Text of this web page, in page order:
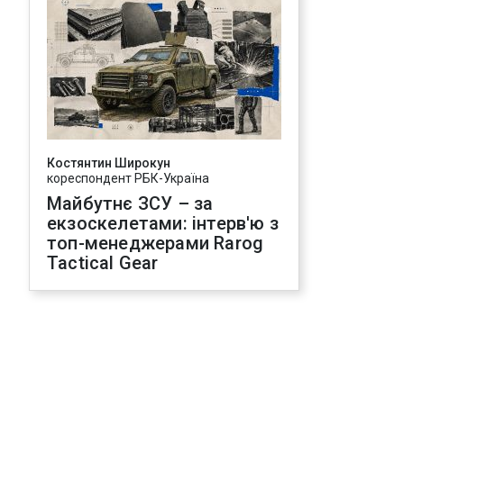
Костянтин Широкун
кореспондент РБК-Україна
Майбутнє ЗСУ – за
екзоскелетами: інтерв'ю з
топ-менеджерами Rarog
Tactical Gear